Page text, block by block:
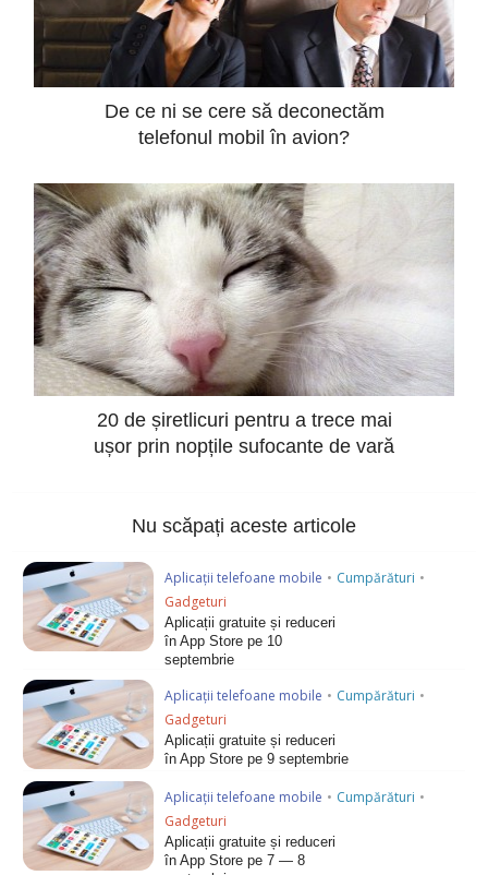
De ce ni se cere să deconectăm
telefonul mobil în avion?
20 de șiretlicuri pentru a trece mai
ușor prin nopțile sufocante de vară
Nu scăpați aceste articole
Aplicații telefoane mobile • Cumpărături •
Gadgeturi
Aplicații gratuite și reduceri
în App Store pe 10
septembrie
Aplicații telefoane mobile • Cumpărături •
Gadgeturi
Aplicații gratuite și reduceri
în App Store pe 9 septembrie
Aplicații telefoane mobile • Cumpărături •
Gadgeturi
Aplicații gratuite și reduceri
în App Store pe 7 — 8